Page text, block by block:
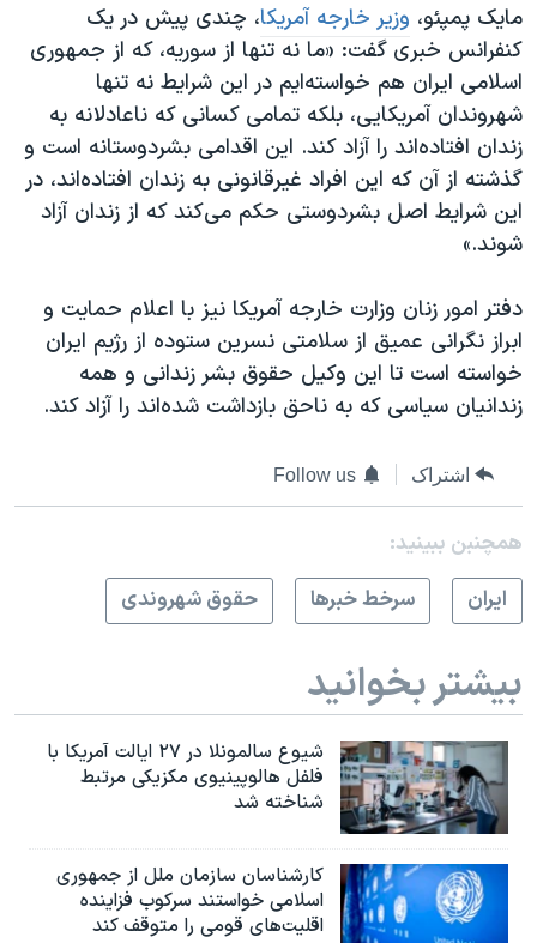
مایک پمپئو، وزیر خارجه آمریکا، چندی پیش در یک
کنفرانس خبری گفت: «ما نه تنها از سوریه، که از جمهوری
اسلامی ایران هم خواسته‌ایم در این شرایط نه تنها
شهروندان آمریکایی، بلکه تمامی کسانی که ناعادلانه به
زندان افتاده‌اند را آزاد کند. این اقدامی بشردوستانه است و
گذشته از آن ‌که این افراد غیرقانونی به زندان افتاده‌اند، در
این شرایط اصل بشردوستی حکم می‌کند که از زندان آزاد
شوند.»
دفتر امور زنان وزارت خارجه آمریکا نیز با اعلام حمایت و
ابراز نگرانی عمیق از سلامتی نسرین ستوده از رژیم ایران
خواسته است تا این وکیل حقوق بشر زندانی و همه
زندانیان سیاسی که به ناحق بازداشت شده‌اند را آزاد کند.
اشتراک Follow us
همچنبن ببینید:
ايران
سرخط خبرها حقوق شهروندی
بیشتر بخوانید
شیوع سالمونلا در ۲۷ ایالت آمریکا با
فلفل هالوپینیوی مکزیکی مرتبط
شناخته شد
کارشناسان سازمان ملل از جمهوری
اسلامی خواستند سرکوب فزاینده
اقلیت‌های قومی را متوقف کند